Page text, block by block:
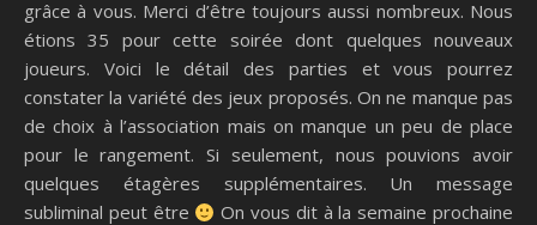
grâce à vous. Merci d’être toujours aussi nombreux. Nous
étions 35 pour cette soirée dont quelques nouveaux
joueurs. Voici le détail des parties et vous pourrez
constater la variété des jeux proposés. On ne manque pas
de choix à l’association mais on manque un peu de place
pour le rangement. Si seulement, nous pouvions avoir
quelques étagères supplémentaires. Un message
subliminal peut être
On vous dit à la semaine prochaine